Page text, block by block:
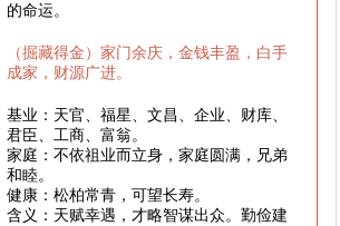
的命运。
（掘藏得金）家门余庆，金钱丰盈，白手
成家，财源广进。
基业：天官、福星、文昌、企业、财库、
君臣、工商、富翁。
家庭：不依祖业而立身，家庭圆满，兄弟
和睦。
健康：松柏常青，可望长寿。
含义：天赋幸遇，才略智谋出众。勤俭建